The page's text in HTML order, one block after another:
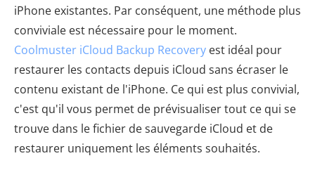
iPhone existantes. Par conséquent, une méthode plus
conviviale est nécessaire pour le moment.
Coolmuster iCloud Backup Recovery est idéal pour
restaurer les contacts depuis iCloud sans écraser le
contenu existant de l'iPhone. Ce qui est plus convivial,
c'est qu'il vous permet de prévisualiser tout ce qui se
trouve dans le fichier de sauvegarde iCloud et de
restaurer uniquement les éléments souhaités.